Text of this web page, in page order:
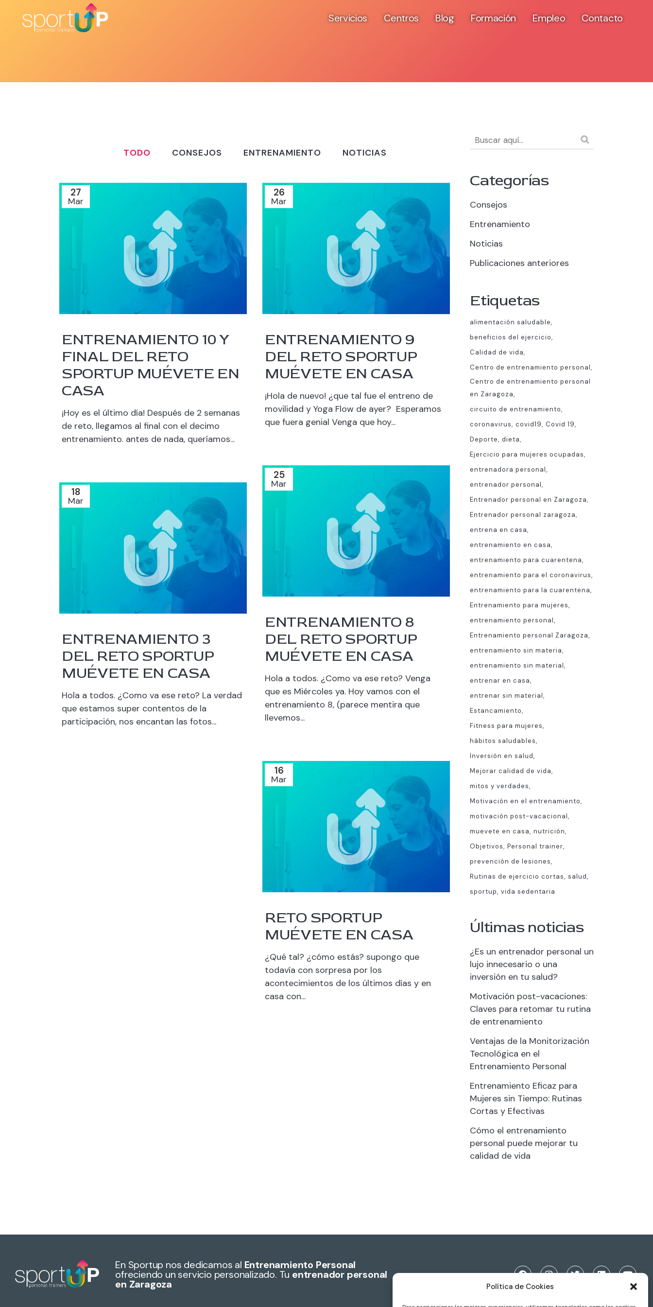
Política de Cookies
Servicios Centros Blog Formación Empleo Contacto
TODO CONSEJOS ENTRENAMIENTO NOTICIAS
27
Mar
ENTRENAMIENTO 10 Y
FINAL DEL RETO
SPORTUP MUÉVETE EN
CASA
¡Hoy es el último día! Después de 2 semanas
de reto, llegamos al final con el decimo
entrenamiento. antes de nada, queríamos...
26
Mar
ENTRENAMIENTO 9
DEL RETO SPORTUP
MUÉVETE EN CASA
¡Hola de nuevo! ¿que tal fue el entreno de
movilidad y Yoga Flow de ayer? Esperamos
que fuera genial Venga que hoy...
25
Mar
ENTRENAMIENTO 8
DEL RETO SPORTUP
MUÉVETE EN CASA
Hola a todos. ¿Como va ese reto? Venga
que es Miércoles ya. Hoy vamos con el
entrenamiento 8, (parece mentira que
llevemos...
18
Mar
ENTRENAMIENTO 3
DEL RETO SPORTUP
MUÉVETE EN CASA
Hola a todos. ¿Como va ese reto? La verdad
que estamos super contentos de la
participación, nos encantan las fotos...
16
Mar
RETO SPORTUP
MUÉVETE EN CASA
¿Qué tal? ¿cómo estás? supongo que
todavía con sorpresa por los
acontecimientos de los últimos días y en
casa con...
Categorías
Consejos
Entrenamiento
Noticias
Publicaciones anteriores
Etiquetas
alimentación saludable
beneficios del ejercicio
Calidad de vida
Centro de entrenamiento personal
Centro de entrenamiento personal
en Zaragoza
circuito de entrenamiento
coronavirus covid19
Covid 19
Deporte dieta
Ejercicio para mujeres ocupadas
entrenadora personal
entrenador personal
Entrenador personal en Zaragoza
Entrenador personal zaragoza
entrena en casa
entrenamiento en casa
entrenamiento para cuarentena
entrenamiento para el coronavirus
entrenamiento para la cuarentena
Entrenamiento para mujeres
entrenamiento personal
Entrenamiento personal Zaragoza
entrenamiento sin materia
entrenamiento sin material
entrenar en casa
entrenar sin material
Estancamiento
Fitness para mujeres
hábitos saludables
Inversión en salud
Mejorar calidad de vida
mitos y verdades
Motivación en el entrenamiento
motivación post-vacacional
muevete en casa nutrición
Objetivos Personal trainer
prevención de lesiones
Rutinas de ejercicio cortas salud
sportup vida sedentaria
Últimas noticias
¿Es un entrenador personal un
lujo innecesario o una
inversión en tu salud?
Motivación post-vacaciones:
Claves para retomar tu rutina
de entrenamiento
Ventajas de la Monitorización
Tecnológica en el
Entrenamiento Personal
Entrenamiento Eficaz para
Mujeres sin Tiempo: Rutinas
Cortas y Efectivas
Cómo el entrenamiento
personal puede mejorar tu
calidad de vida
En Sportup nos dedicamos al Entrenamiento Personal
ofreciendo un servicio personalizado. Tu entrenador personal
en Zaragoza